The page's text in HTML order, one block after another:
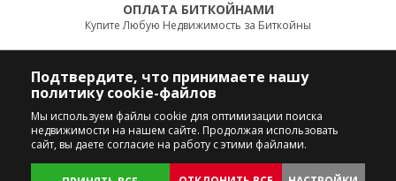
ОПЛАТА БИТКОЙНАМИ
Купите Любую Недвижимость за Биткойны
ПОЗВОНИТЕ НАМ
+90 242 324 54 94
Подтвердите, что принимаете нашу
политику cookie-файлов
Мы используем файлы cookie для оптимизации поиска
недвижимости на нашем сайте. Продолжая использовать
сайт, вы даете согласие на работу с этими файлами.